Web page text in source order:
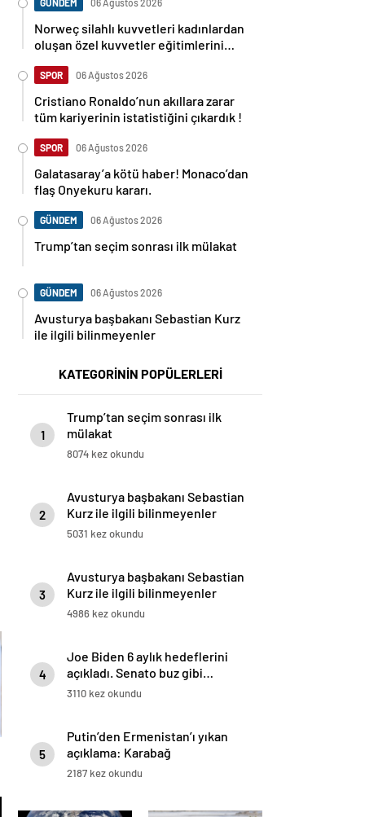
GÜNDEM 06 Ağustos 2026
Norweç silahlı kuvvetleri kadınlardan
oluşan özel kuvvetler eğitimlerini
SPOR 06 Ağustos 2026
Cristiano Ronaldo’nun akıllara zarar
tüm kariyerinin istatistiğini çıkardık !
SPOR 06 Ağustos 2026
Galatasaray’a kötü haber! Monaco’dan
flaş Onyekuru kararı.
GÜNDEM 06 Ağustos 2026
Trump’tan seçim sonrası ilk mülakat
GÜNDEM 06 Ağustos 2026
Avusturya başbakanı Sebastian Kurz
ile ilgili bilinmeyenler
KATEGORİNİN POPÜLERLERİ
1
Trump’tan seçim sonrası ilk
mülakat
8074 kez okundu
2
Avusturya başbakanı Sebastian
Kurz ile ilgili bilinmeyenler
5031 kez okundu
3
Avusturya başbakanı Sebastian
Kurz ile ilgili bilinmeyenler
4986 kez okundu
4
Joe Biden 6 aylık hedeflerini
açıkladı. Senato buz gibi…
3110 kez okundu
5
Putin’den Ermenistan’ı yıkan
açıklama: Karabağ
Azerbaycan’ın ayrılmaz bir
2187 kez okundu